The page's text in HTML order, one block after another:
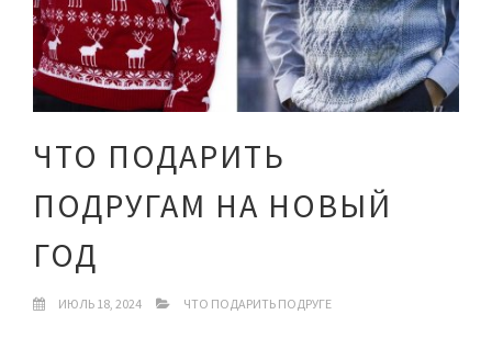
ЧТО ПОДАРИТЬ
ПОДРУГАМ НА НОВЫЙ
ГОД
ИЮЛЬ 18, 2024 ЧТО ПОДАРИТЬ ПОДРУГЕ